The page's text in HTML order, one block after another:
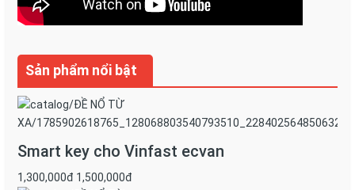
Sản phẩm nổi bật
Smart key cho Vinfast ecvan
1,300,000đ 1,500,000đ